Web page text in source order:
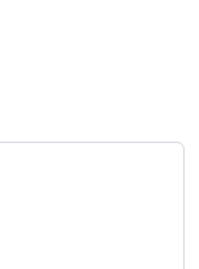
BIJEEN
OOSTEN